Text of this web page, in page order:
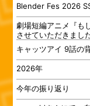
Blender Fes 2026
劇場短編アニメ『も
させていただきまし
キャッツアイ 9話の
2026年
今年の振り返り